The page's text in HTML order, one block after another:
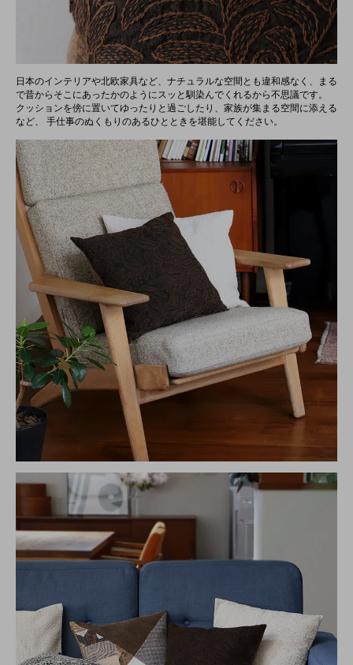
日本のインテリアや北欧家具など、ナチュラルな空間とも違和感なく、まる
で昔からそこにあったかのようにスッと馴染んでくれるから不思議です。
クッションを傍に置いてゆったりと過ごしたり、家族が集まる空間に添える
など、 手仕事のぬくもりのあるひとときを堪能してください。